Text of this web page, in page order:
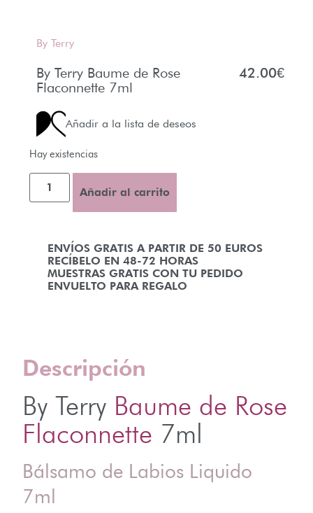
By Terry
By Terry Baume de Rose
Flaconnette 7ml
42.00€
Añadir a la lista de deseos
ENVÍOS GRATIS A PARTIR DE 50 EUROS
RECÍBELO EN 48-72 HORAS
MUESTRAS GRATIS CON TU PEDIDO
ENVUELTO PARA REGALO
Hay existencias
Añadir al carrito
Descripción
By Terry Baume de Rose
Flaconnette 7ml
Bálsamo de Labios Liquido
7ml